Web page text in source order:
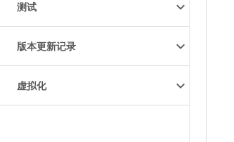
测试
版本更新记录
虚拟化